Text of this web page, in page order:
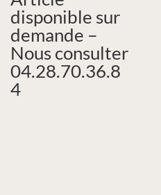
disponible sur
demande –
Nous consulter
04.28.70.36.8
4